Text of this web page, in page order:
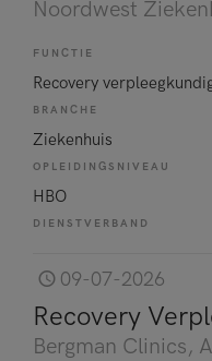
Noordwest
FUNCTIE
Recovery
BRANCHE
Ziekenhuis
OPLEIDINGSNIVEAU
HBO
DIENSTVERBAND
09-07-2026
Recovery
Bergman Clinics,